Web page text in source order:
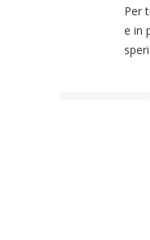
Per
e in